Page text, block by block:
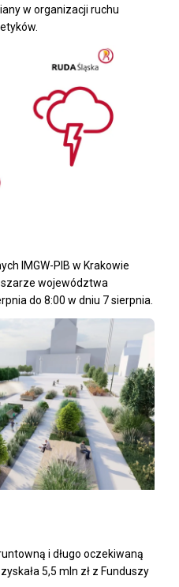
w organizacji ruchu
IMGW-PIB w Krakowie
województwa
do 8:00 w dniu 7 sierpnia.
i długo oczekiwaną
5,5 mln zł z Funduszy